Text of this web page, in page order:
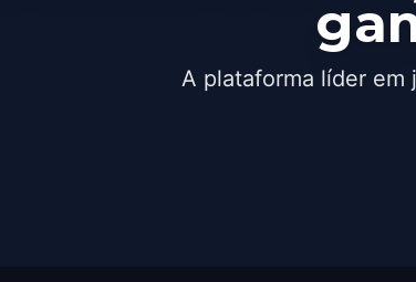
A plataforma líder em